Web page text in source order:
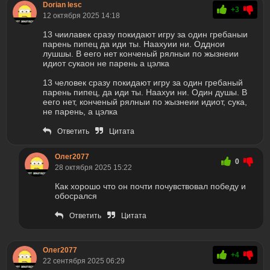
Dorian lesc
12 октября 2025 14:18
+3
13 чиилавек сразу покидают игру за один гребаныи
парень пипец да иди ты. Наахуии ни. Одднои
лушшы. В еего нет конченый рялныи по жызнеии
идиот сукаон не парень а цэлка
13 человек сразу покидают игру за один гребаный
парень пипец, да иди ты. Наахуи ни. Один душы. В
еего нет, конченый рялныи по жызнеии идиот, сука,
не парень, а цэлка
Ответить Цитата
Олег2077
28 октября 2025 15:22
0
Как хорошо что он почти почувствовал победу и
обосрался
Ответить Цитата
Олег2077
22 сентября 2025 06:29
+4